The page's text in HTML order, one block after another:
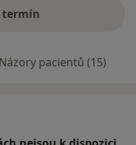
termín
Názory pacientů (15)